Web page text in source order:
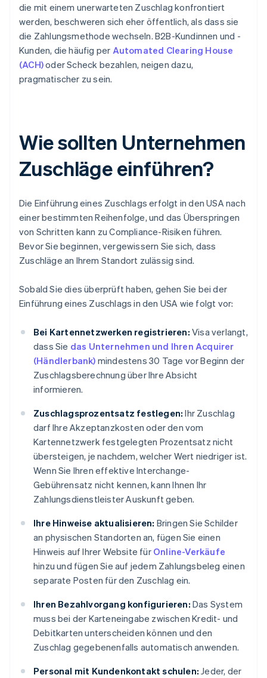
die mit einem unerwarteten Zuschlag konfrontiert
werden, beschweren sich eher öffentlich, als dass sie
die Zahlungsmethode wechseln. B2B-Kundinnen und -
Kunden, die häufig per Automated Clearing House
(ACH)oder Scheck bezahlen, neigen dazu,
pragmatischer zu sein.
Wie sollten Unternehmen
Zuschläge einführen?
Die Einführung eines Zuschlags erfolgt in den USA nach
einer bestimmten Reihenfolge, und das Überspringen
von Schritten kann zu Compliance-Risiken führen.
Bevor Sie beginnen, vergewissern Sie sich, dass
Zuschläge an Ihrem Standort zulässig sind.
Sobald Sie dies überprüft haben, gehen Sie bei der
Einführung eines Zuschlags in den USA wie folgt vor:
Bei Kartennetzwerken registrieren: Visa verlangt,
dass Sie das Unternehmen und Ihren Acquirer
(Händlerbank) mindestens 30 Tage vor Beginn der
Zuschlagsberechnung über Ihre Absicht
informieren.
Zuschlagsprozentsatz festlegen: Ihr Zuschlag
darf Ihre Akzeptanzkosten oder den vom
Kartennetzwerk festgelegten Prozentsatz nicht
übersteigen, je nachdem, welcher Wert niedriger ist.
Wenn Sie Ihren effektive Interchange-
Gebührensatz nicht kennen, kann Ihnen Ihr
Zahlungsdienstleister Auskunft geben.
Ihre Hinweise aktualisieren: Bringen Sie Schilder
an physischen Standorten an, fügen Sie einen
Hinweis auf Ihrer Website für Online-Verkäufe
hinzu und fügen Sie auf jedem Zahlungsbeleg einen
separate Posten für den Zuschlag ein.
Ihren Bezahlvorgang konfigurieren: Das System
muss bei der Karteneingabe zwischen Kredit- und
Debitkarten unterscheiden können und den
Zuschlag gegebenenfalls automatisch anwenden.
Personal mit Kundenkontakt schulen: Jeder, der